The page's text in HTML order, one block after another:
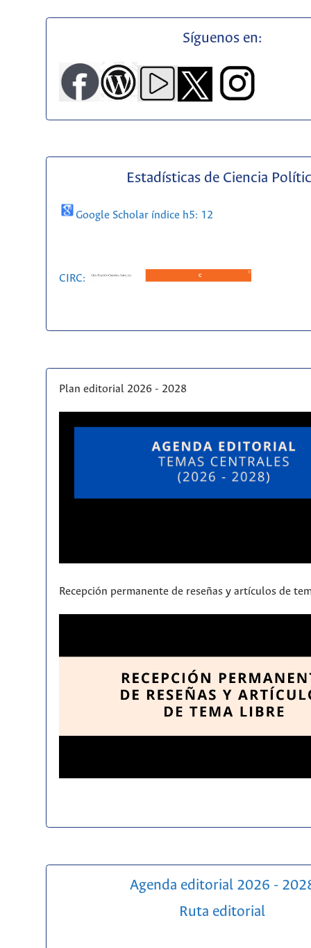
Síguenos en:
Estadísticas de Ciencia
Google Scholar índice h5: 12
CIRC:
Plan editorial 2026 - 2028
Recepción permanente de reseñas y artículos de
Agenda editorial 2026 -
Ruta editorial